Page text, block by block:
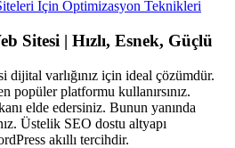
İçin Optimizasyon Teknikleri
Sitesi | Hızlı, Esnek, Güçlü
dijital varlığınız için ideal çözümdür.
popüler platformu kullanırsınız.
elde edersiniz. Bunun yanında
Üstelik SEO dostu altyapı
akıllı tercihdir.